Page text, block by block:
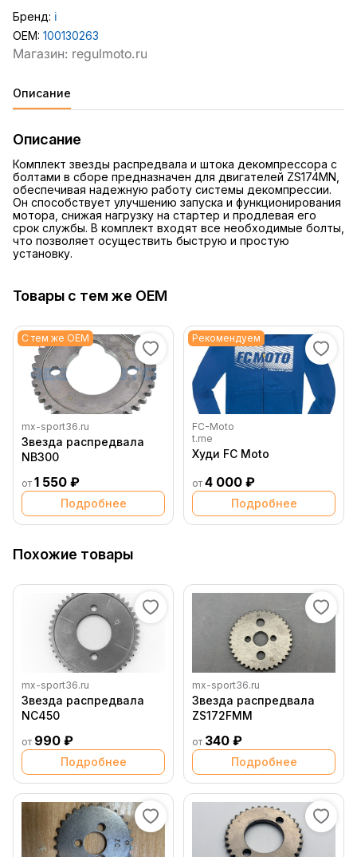
Бренд: ℹ️
OEM: 100130263
Описание
Описание
Комплект звезды распредвала и штока декомпрессора с
болтами в сборе предназначен для двигателей ZS174MN,
обеспечивая надежную работу системы декомпрессии.
Он способствует улучшению запуска и функционирования
мотора, снижая нагрузку на стартер и продлевая его
срок службы. В комплект входят все необходимые болты,
что позволяет осуществить быструю и простую
установку.
Товары с тем же OEM
С тем же OEM
mx-sport36.ru
Звезда распредвала
NB300
от 1 550 ₽
Подробнее
Рекомендуем
FC-Moto
t.me
Худи FC Moto
от 4 000 ₽
Подробнее
Похожие товары
mx-sport36.ru
Звезда распредвала
NC450
от 990 ₽
Подробнее
mx-sport36.ru
Звезда распредвала
ZS172FMM
от 340 ₽
Подробнее